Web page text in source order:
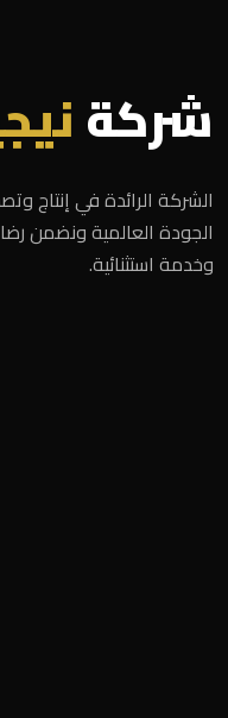
شركة
الشركة الرائدة في إنتاج
الجودة العالمية ونضمن
وخدمة استثنائية.